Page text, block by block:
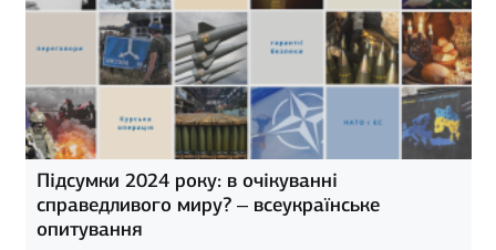
Підсумки 2024 року: в очікуванні
справедливого миру? – всеукраїнське
опитування